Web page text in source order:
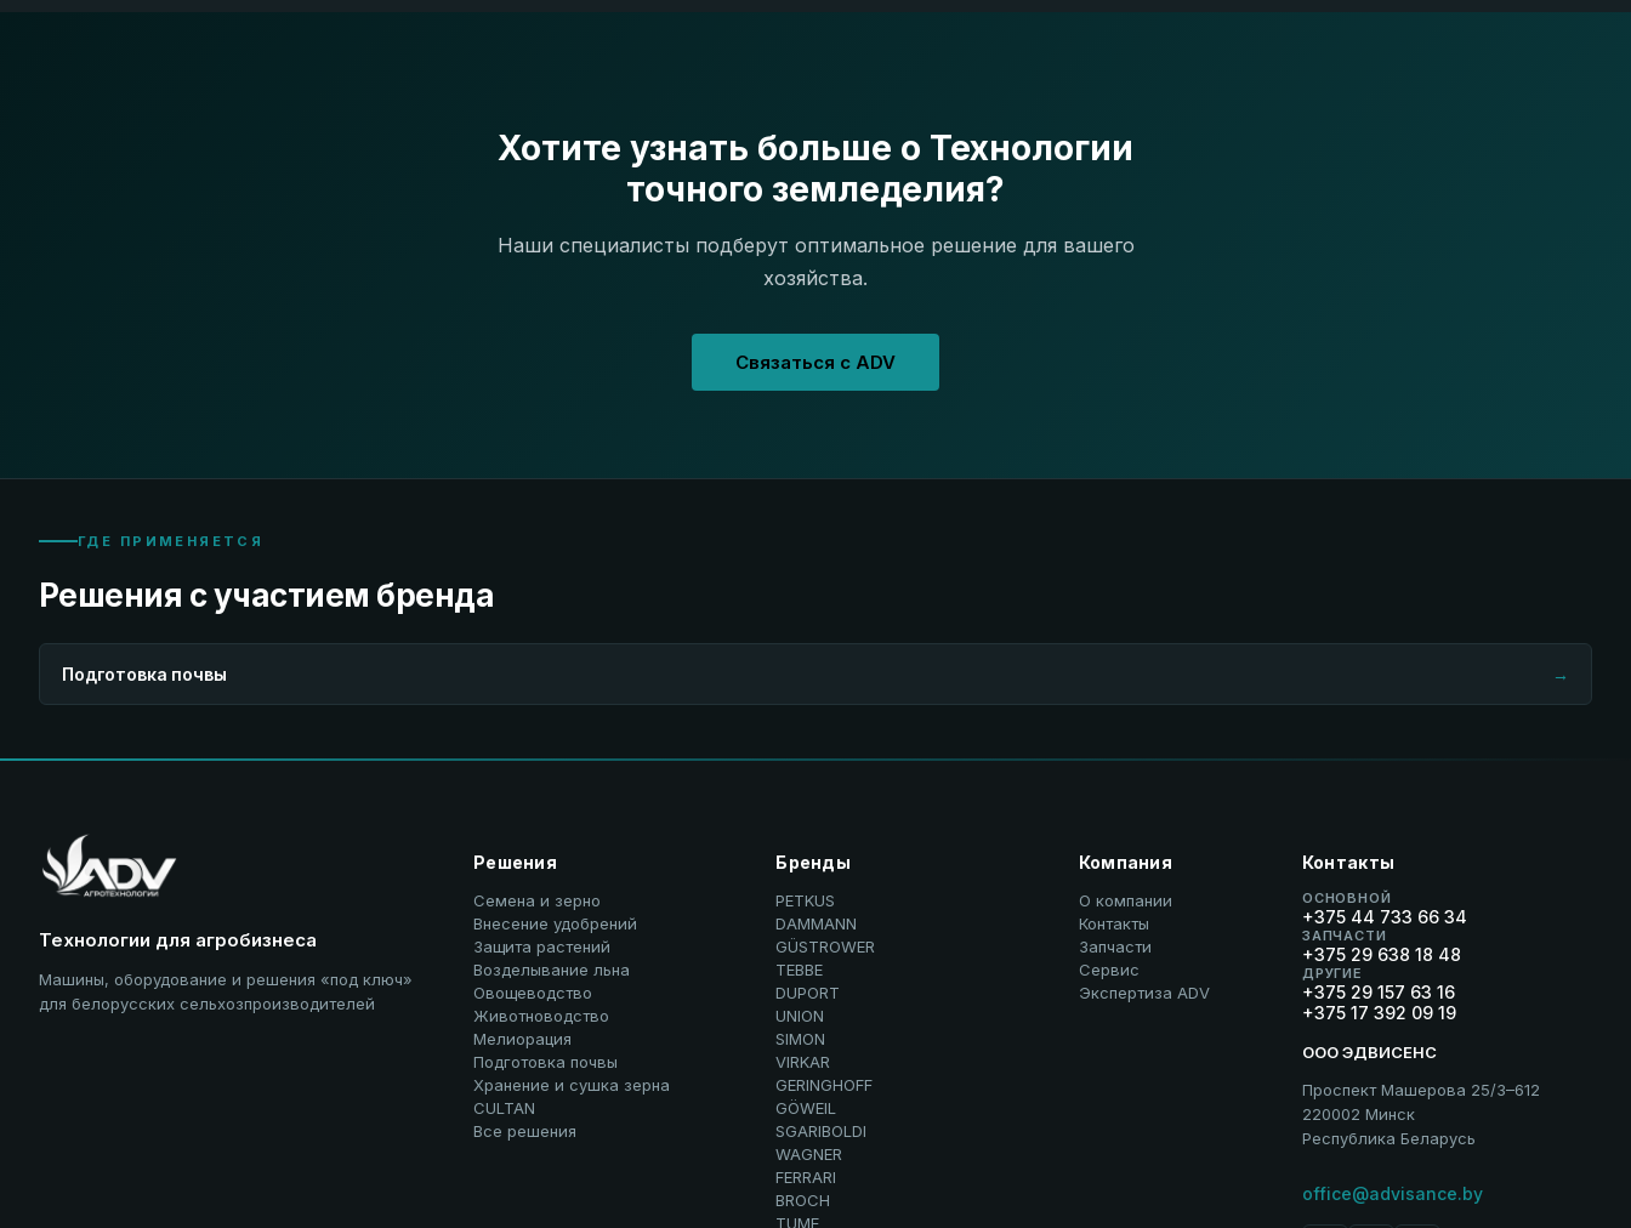
Хотите узнать больше о Технологии
точного земледелия?
Наши специалисты подберут оптимальное решение для вашего
хозяйства.
Связаться с ADV
ГДЕ ПРИМЕНЯЕТСЯ
Решения с участием бренда
Подготовка почвы →
Технологии для агробизнеса
Машины, оборудование и решения «под ключ»
для белорусских сельхозпроизводителей
Решения
Семена и зерно
Внесение удобрений
Защита растений
Возделывание льна
Овощеводство
Животноводство
Мелиорация
Подготовка почвы
Хранение и сушка зерна
CULTAN
Все решения
Бренды
PETKUS
DAMMANN
GÜSTROWER
TEBBE
DUPORT
UNION
SIMON
VIRKAR
GERINGHOFF
GÖWEIL
SGARIBOLDI
WAGNER
FERRARI
BROCH
TUME
Компания
О компании
Контакты
Запчасти
Сервис
Экспертиза ADV
Контакты
ОСНОВНОЙ
+375 44 733 66 34
ЗАПЧАСТИ
+375 29 638 18 48
ДРУГИЕ
+375 29 157 63 16
+375 17 392 09 19
ООО ЭДВИСЕНС
Проспект Машерова 25/3–612
220002 Минск
Республика Беларусь
office@advisance.by